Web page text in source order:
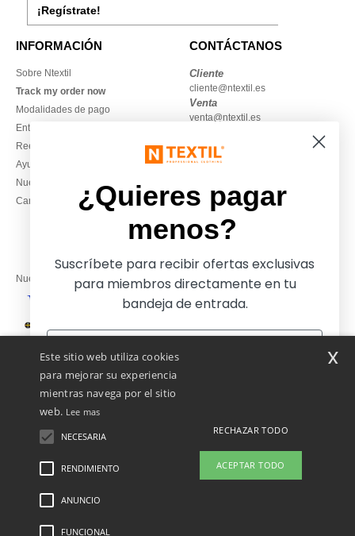
¡Regístrate!
INFORMACIÓN
Sobre Ntextil
Track my order now
Modalidades de pago
Entrega
Reembolsos / devoluciones
Ayuda & FAQs
Nuestros compromisos
Camisetas locales al por mayor
CONTÁCTANOS
Cliente
cliente@ntextil.es
Venta
venta@ntextil.es
930 410 200
Viernes: 10:00–14:00
Nuestros socios financieros
Menciones Legales-
Este sitio web utiliza cookies
para mejorar su experiencia
mientras navega por el sitio
web. Lee mas
NECESARIA
RENDIMIENTO
ANUNCIO
FUNCIONAL
RECHAZAR TODO
ACEPTAR TODO
x
¿Quieres pagar
menos?
Suscríbete para recibir ofertas exclusivas
para miembros directamente en tu
bandeja de entrada.
Sí, ¡quiero pagar menos!
No gracias, quiero pagar más